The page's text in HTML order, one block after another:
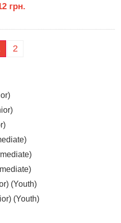
грн.
2
(Youth)
(Youth)